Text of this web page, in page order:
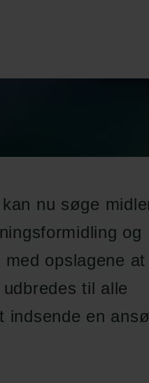
nu søge
og
opslagene at
til alle
indsende en